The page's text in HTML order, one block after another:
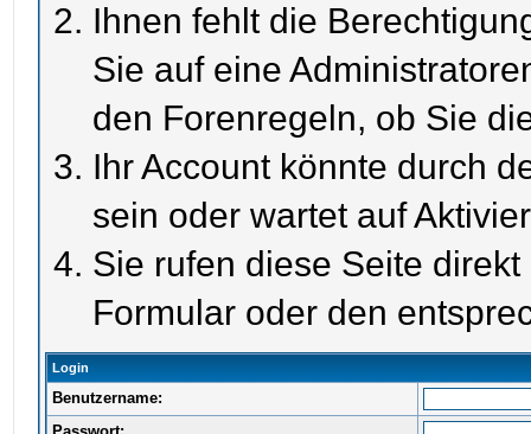
Ihnen fehlt die
Sie auf eine
den Forenregeln, ob Sie
Ihr Account könnte durch
sein oder wartet auf
Sie rufen diese Seite
Formular oder den
Login
Benutzername: